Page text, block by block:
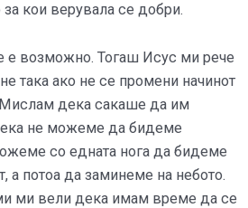
кои верувала се добри.
е возможно. Тогаш Исус ми рече
така ако не се промени начинот
дека сакаше да им
не можеме да бидеме
со едната нога да бидеме
а потоа да заминеме на небото.
ми вели дека имам време да се